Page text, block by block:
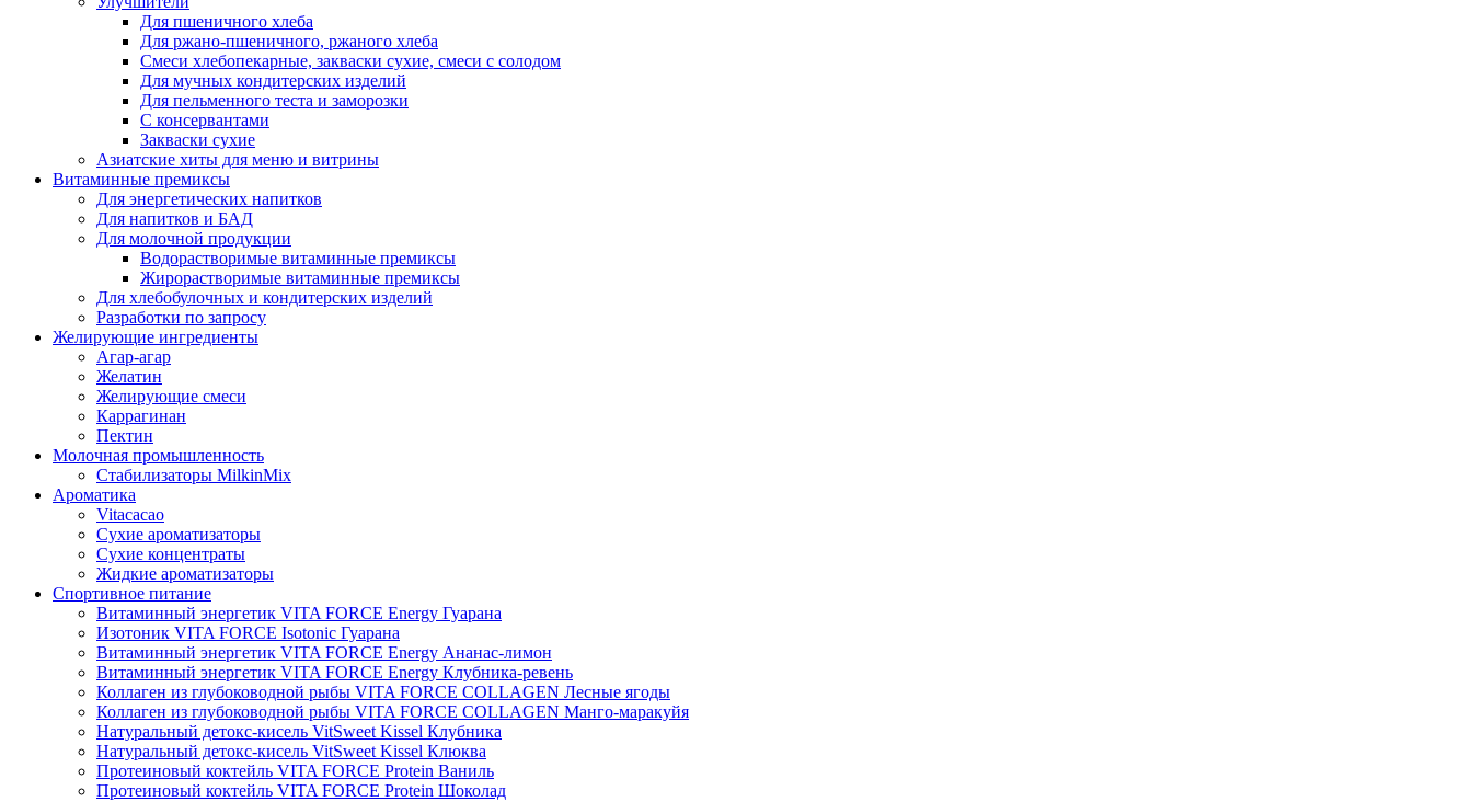
Для пшеничного хлеба
Для ржано-пшеничного, ржаного хлеба
Смеси хлебопекарные, закваски сухие, смеси с солодом
Для мучных кондитерских изделий
Для пельменного теста и заморозки
С консервантами
Закваски сухие
Азиатские хиты для меню и витрины
Витаминные премиксы
Для энергетических напитков
Для напитков и БАД
Для молочной продукции
Водорастворимые витаминные премиксы
Жирорастворимые витаминные премиксы
Для хлебобулочных и кондитерских изделий
Разработки по запросу
Желирующие ингредиенты
Агар-агар
Желатин
Желирующие смеси
Каррагинан
Пектин
Молочная промышленность
Стабилизаторы MilkinMix
Ароматика
Vitacacao
Сухие ароматизаторы
Сухие концентраты
Жидкие ароматизаторы
Спортивное питание
Витаминный энергетик VITA FORCE Energy Гуарана
Изотоник VITA FORCE Isotonic Гуарана
Витаминный энергетик VITA FORCE Energy Ананас-лимон
Витаминный энергетик VITA FORCE Energy Клубника-ревень
Коллаген из глубоководной рыбы VITA FORCE COLLAGEN Лесные ягоды
Коллаген из глубоководной рыбы VITA FORCE COLLAGEN Манго-маракуйя
Натуральный детокс-кисель VitSweet Kissel Клубника
Натуральный детокс-кисель VitSweet Kissel Клюква
Протеиновый коктейль VITA FORCE Protein Ваниль
Протеиновый коктейль VITA FORCE Protein Шоколад